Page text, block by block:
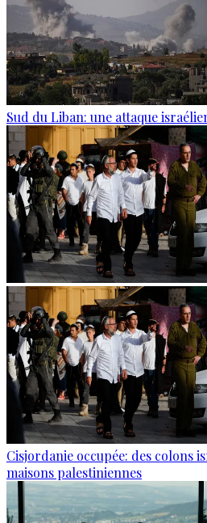
Sud du Liban: une attaque
Cisjordanie occupée: des colons
maisons palestiniennes